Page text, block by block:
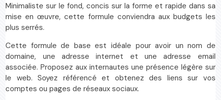
Minimaliste sur le fond, concis sur la forme et rapide dans sa
mise en œuvre, cette formule conviendra aux budgets les
plus serrés.
Cette formule de base est idéale pour avoir un nom de
domaine, une adresse internet et une adresse email
associée. Proposez aux internautes une présence légère sur
le web. Soyez référencé et obtenez des liens sur vos
comptes ou pages de réseaux sociaux.